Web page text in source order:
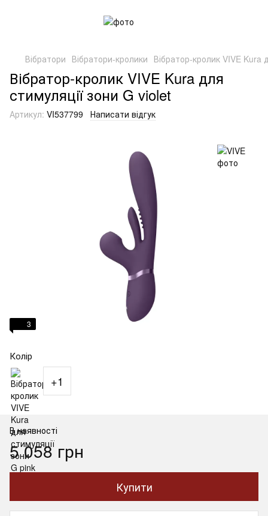
Вібратори Вібратори-кролики Вібратор-кролик VIVE Kura
Вібратор-кролик VIVE Kura для
стимуляції зони G violet
Артикул: VI537799 Написати відгук
3
Колір
+1
В наявності
5 058 грн
Купити